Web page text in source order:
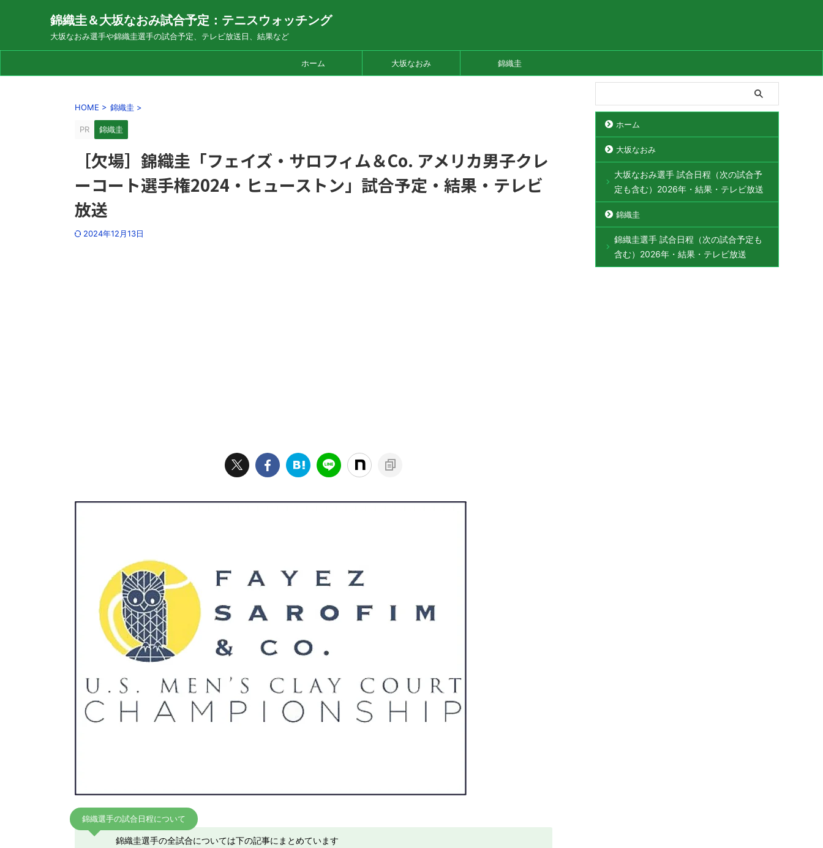
錦織圭＆大坂なおみ試合予定：テニスウォッチング
大坂なおみ選手や錦織圭選手の試合予定、テレビ放送日、結果など
ホーム 大坂なおみ 錦織圭
HOME > 錦織圭 >
PR 錦織圭
［欠場］錦織圭「フェイズ・サロフィム＆Co. アメリカ男子クレ
ーコート選手権2024・ヒューストン」試合予定・結果・テレビ
放送
2024年12月13日
錦織選手の試合日程について
錦織圭選手の全試合については下の記事にまとめています
ホーム
大坂なおみ
大坂なおみ選手 試合日程（次の試合予
定も含む）2026年・結果・テレビ放送
錦織圭
錦織圭選手 試合日程（次の試合予定も
含む）2026年・結果・テレビ放送